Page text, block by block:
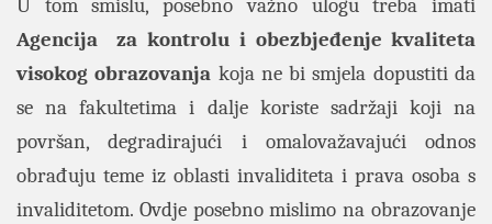
U tom smislu, posebno važno ulogu treba imati
Agencija za kontrolu i obezbjeđenje kvaliteta
visokog obrazovanja koja ne bi smjela dopustiti da
se na fakultetima i dalje koriste sadržaji koji na
površan, degradirajući i omalovažavajući odnos
obrađuju teme iz oblasti invaliditeta i prava osoba s
invaliditetom. Ovdje posebno mislimo na obrazovanje